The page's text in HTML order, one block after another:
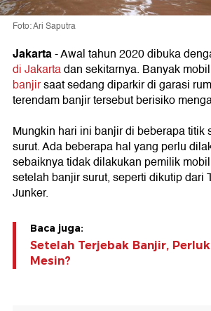
Foto: Ari Saputra
Jakarta- Awal tahun 2020 dibuka
di Jakartadan sekitarnya. Banyak
banjirsaat sedang diparkir di garasi
terendam banjir tersebut berisiko
Mungkin hari ini banjir di beberapa titik
surut. Ada beberapa hal yang perlu
sebaiknya tidak dilakukan pemilik
setelah banjir surut, seperti dikutip dari
Junker.
Baca juga:
Setelah Terjebak Banjir,
Mesin?